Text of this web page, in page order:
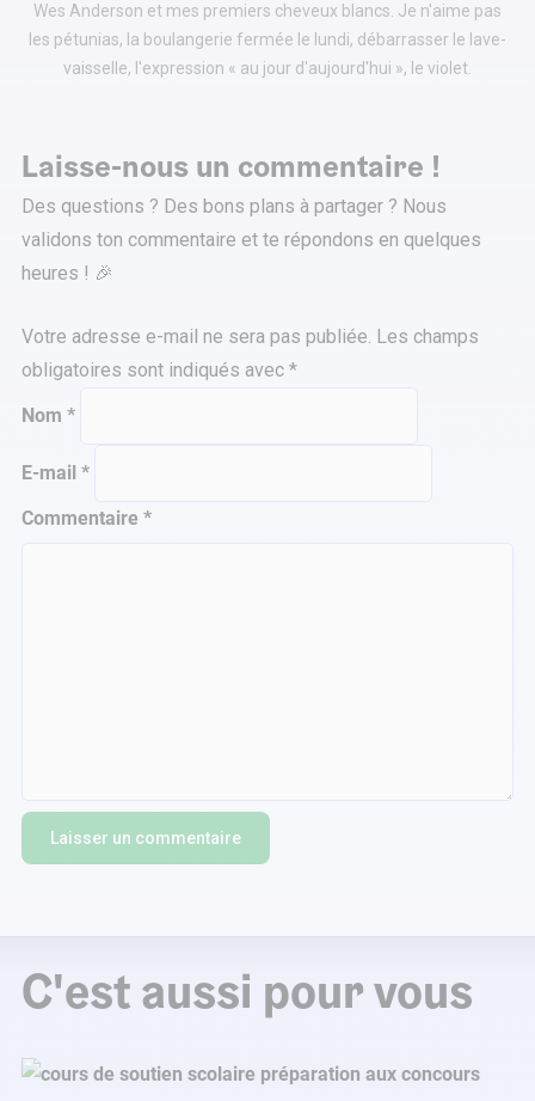
Wes Anderson et mes premiers cheveux blancs. Je n'aime pas
les pétunias, la boulangerie fermée le lundi, débarrasser le lave-
vaisselle, l'expression « au jour d'aujourd'hui », le violet.
Laisse-nous un commentaire !
Des questions ? Des bons plans à partager ? Nous
validons ton commentaire et te répondons en quelques
heures ! 🎉
Votre adresse e-mail ne sera pas publiée. Les champs
obligatoires sont indiqués avec *
Commentaire *
Nom *
E-mail *
C'est aussi pour vous